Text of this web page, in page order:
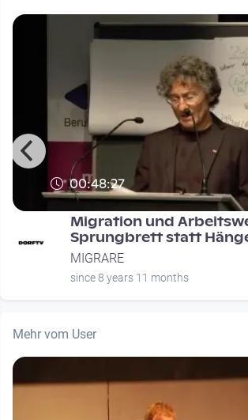
00:48:27
Migration und
Sprungbrett statt
MIGRARE
since 8 years 11 months
Mehr vom User